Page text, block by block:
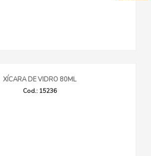
XÍCARA DE VIDRO 80ML
Cod.: 15236